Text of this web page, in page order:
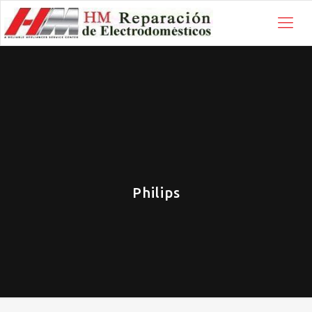
Philips